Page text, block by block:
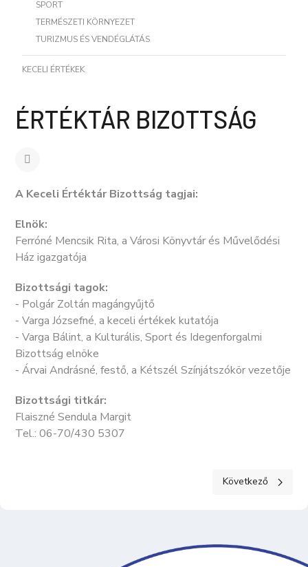
SPORT
TERMÉSZETI KÖRNYEZET
TURIZMUS ÉS VENDÉGLÁTÁS
KECELI ÉRTÉKEK
ÉRTÉKTÁR BIZOTTSÁG
A Keceli Értéktár Bizottság tagjai:
Elnök:
Ferróné Mencsik Rita, a Városi Könyvtár és Művelődési
Ház igazgatója
Bizottsági tagok:
- Polgár Zoltán magángyűjtő
- Varga Józsefné, a keceli értékek kutatója
- Varga Bálint, a Kulturális, Sport és Idegenforgalmi
Bizottság elnöke
- Árvai Andrásné, festő, a Kétszél Színjátszókör vezetője
Bizottsági titkár:
Flaiszné Sendula Margit
Tel.: 06-70/430 5307
Következő cikk:
Következő